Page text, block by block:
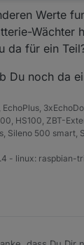
der Wert auch
dem Handy.
es am Bluelink
die Daten auch
Batterie-
solche Icon
Visu läuft auf
Werte
Wächter
da für ein
Du noch da
HS100, ZBT-
Sileno 500 smart,
- linux: raspbian-